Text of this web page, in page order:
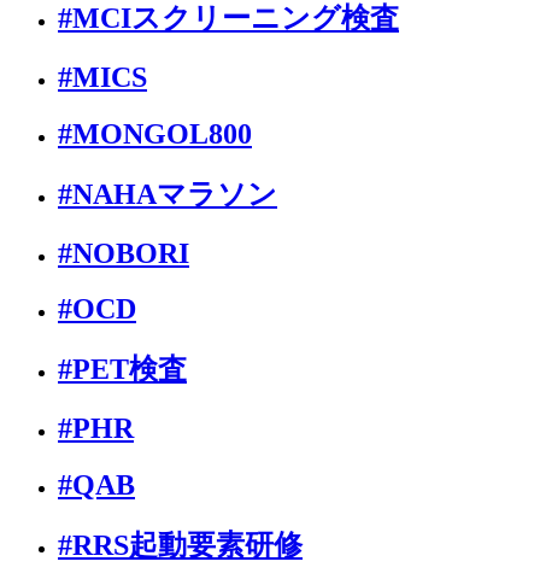
#MCIスクリーニング検査
#MICS
#MONGOL800
#NAHAマラソン
#NOBORI
#OCD
#PET検査
#PHR
#QAB
#RRS起動要素研修